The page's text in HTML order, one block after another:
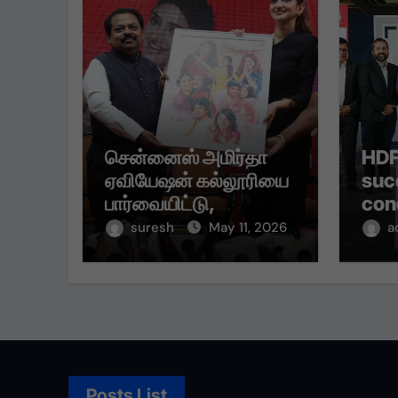
சென்னைஸ் அமிர்தா
ஏவியேஷன் கல்லூரியை
பார்வையிட்டு,
மாணவர்களுடன்
suresh May 11, 2026
of